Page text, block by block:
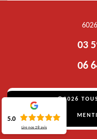
03
06
©2026
5.0
Lire nos28 avis